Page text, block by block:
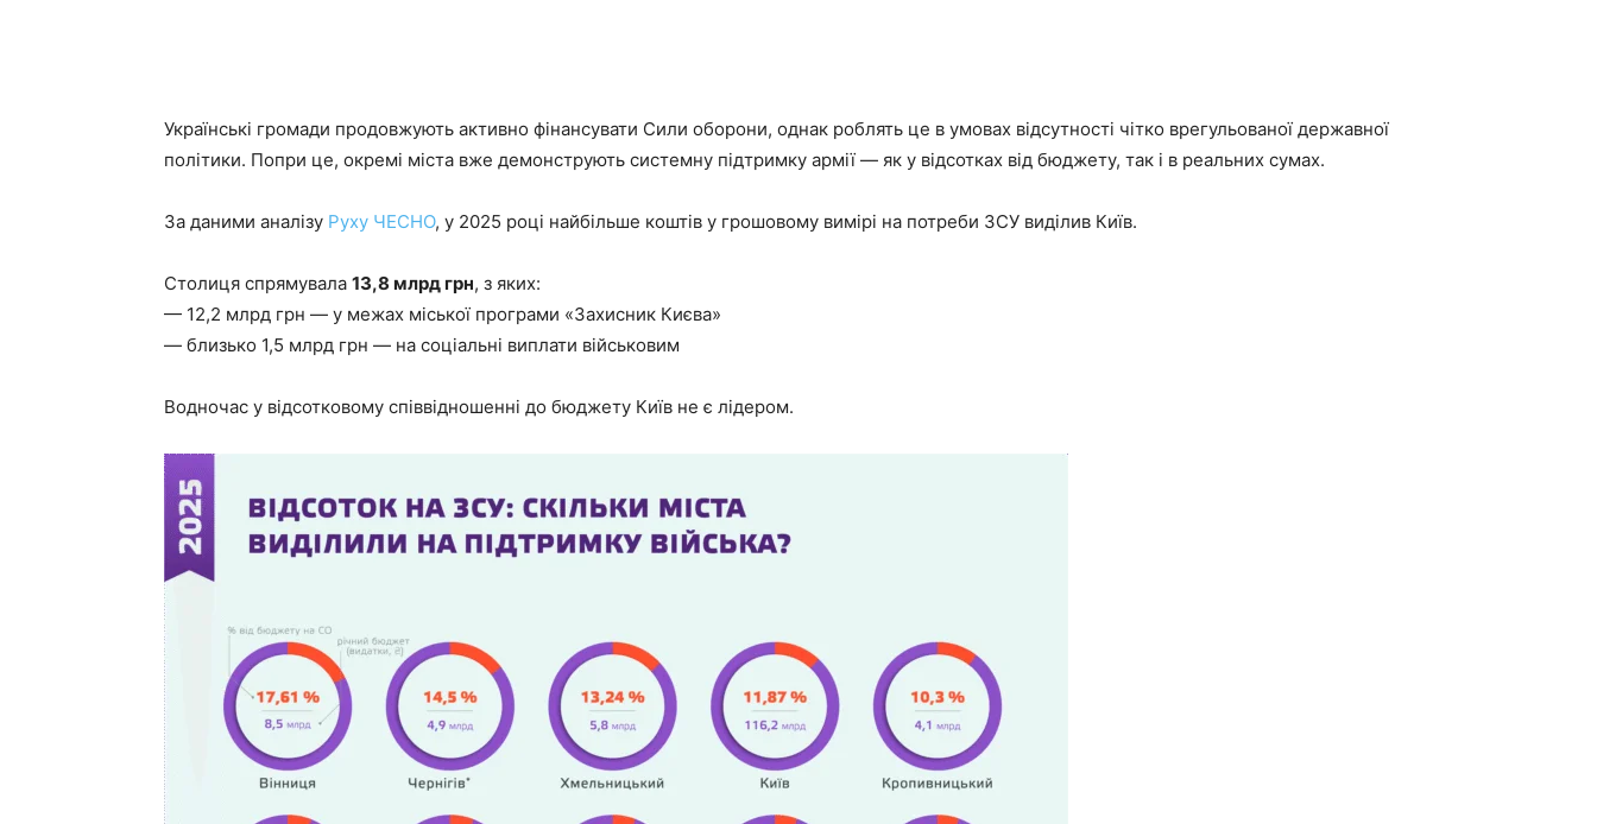
Українські громади продовжують активно фінансувати Сили оборони, однак роблять це в умовах відсутності чітко врегульованої державної
політики. Попри це, окремі міста вже демонструють системну підтримку армії — як у відсотках від бюджету, так і в реальних сумах.
За даними аналізу Руху ЧЕСНО, у 2025 році найбільше коштів у грошовому вимірі на потреби ЗСУ виділив Київ.
Столиця спрямувала 13,8 млрд грн, з яких:
— 12,2 млрд грн — у межах міської програми «Захисник Києва»
— близько 1,5 млрд грн — на соціальні виплати військовим
Водночас у відсотковому співвідношенні до бюджету Київ не є лідером.